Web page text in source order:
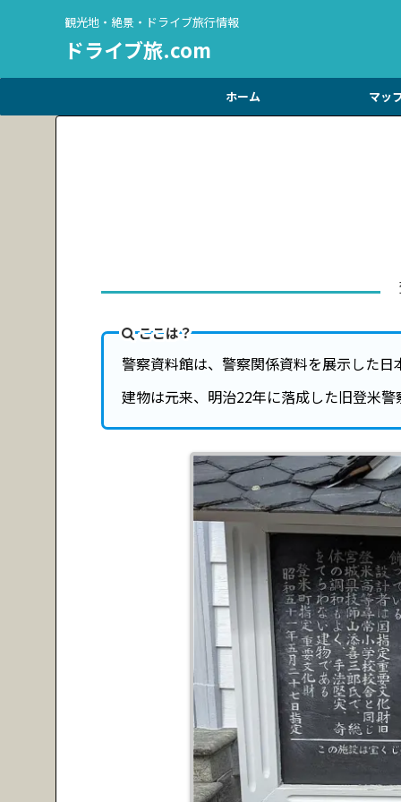
観光地・絶景・ドライブ旅行情報
ドライブ旅.com
ホーム マッ
ここは？
警察資料館は、警察関係資料を展示した
建物は元来、明治22年に落成した旧登米